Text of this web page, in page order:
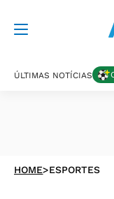
ÚLTIMAS NOTÍCIAS
HOME>ESPORTES